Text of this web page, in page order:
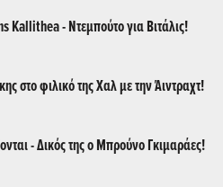
Kallithea - Ντεμπούτο για Βιτάλις!
στο φιλικό της Χαλ με την Άιντραχτ!
- Δικός της ο Μπρούνο Γκιμαράες!